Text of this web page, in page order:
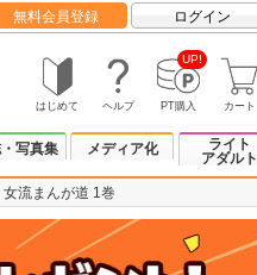
無料会員登録 ログイン
はじめて ヘルプ
UP!
PT購入 カート
写真集 メディア化
ライト
アダルト
女流まんが道 1巻